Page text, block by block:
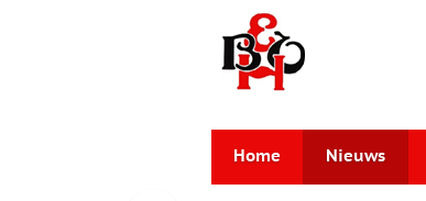
Home Nieuws